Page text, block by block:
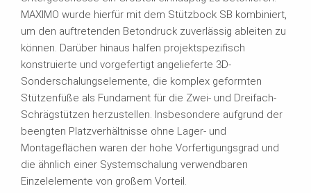
MAXIMO wurde hierfür mit dem Stützbock SB kombiniert,
um den auftretenden Betondruck zuverlässig ableiten zu
können. Darüber hinaus halfen projektspezifisch
konstruierte und vorgefertigt angelieferte 3D-
Sonderschalungselemente, die komplex geformten
Stützenfüße als Fundament für die Zwei- und Dreifach-
Schrägstützen herzustellen. Insbesondere aufgrund der
beengten Platzverhältnisse ohne Lager- und
Montageflächen waren der hohe Vorfertigungsgrad und
die ähnlich einer Systemschalung verwendbaren
Einzelelemente von großem Vorteil.